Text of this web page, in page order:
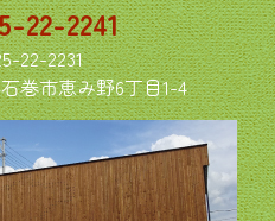
22-2241
22-2231
巻市恵み野6丁目1-4